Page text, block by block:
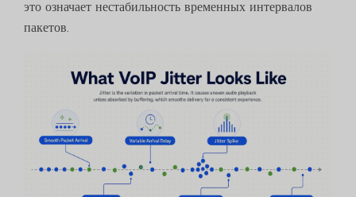
это означает нестабильность временных интервалов
пакетов.